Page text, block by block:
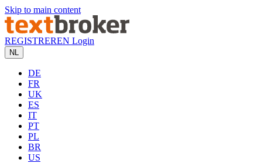
Skip to main content
REGISTREREN Login
NL
DE
FR
UK
ES
IT
PT
PL
BR
US